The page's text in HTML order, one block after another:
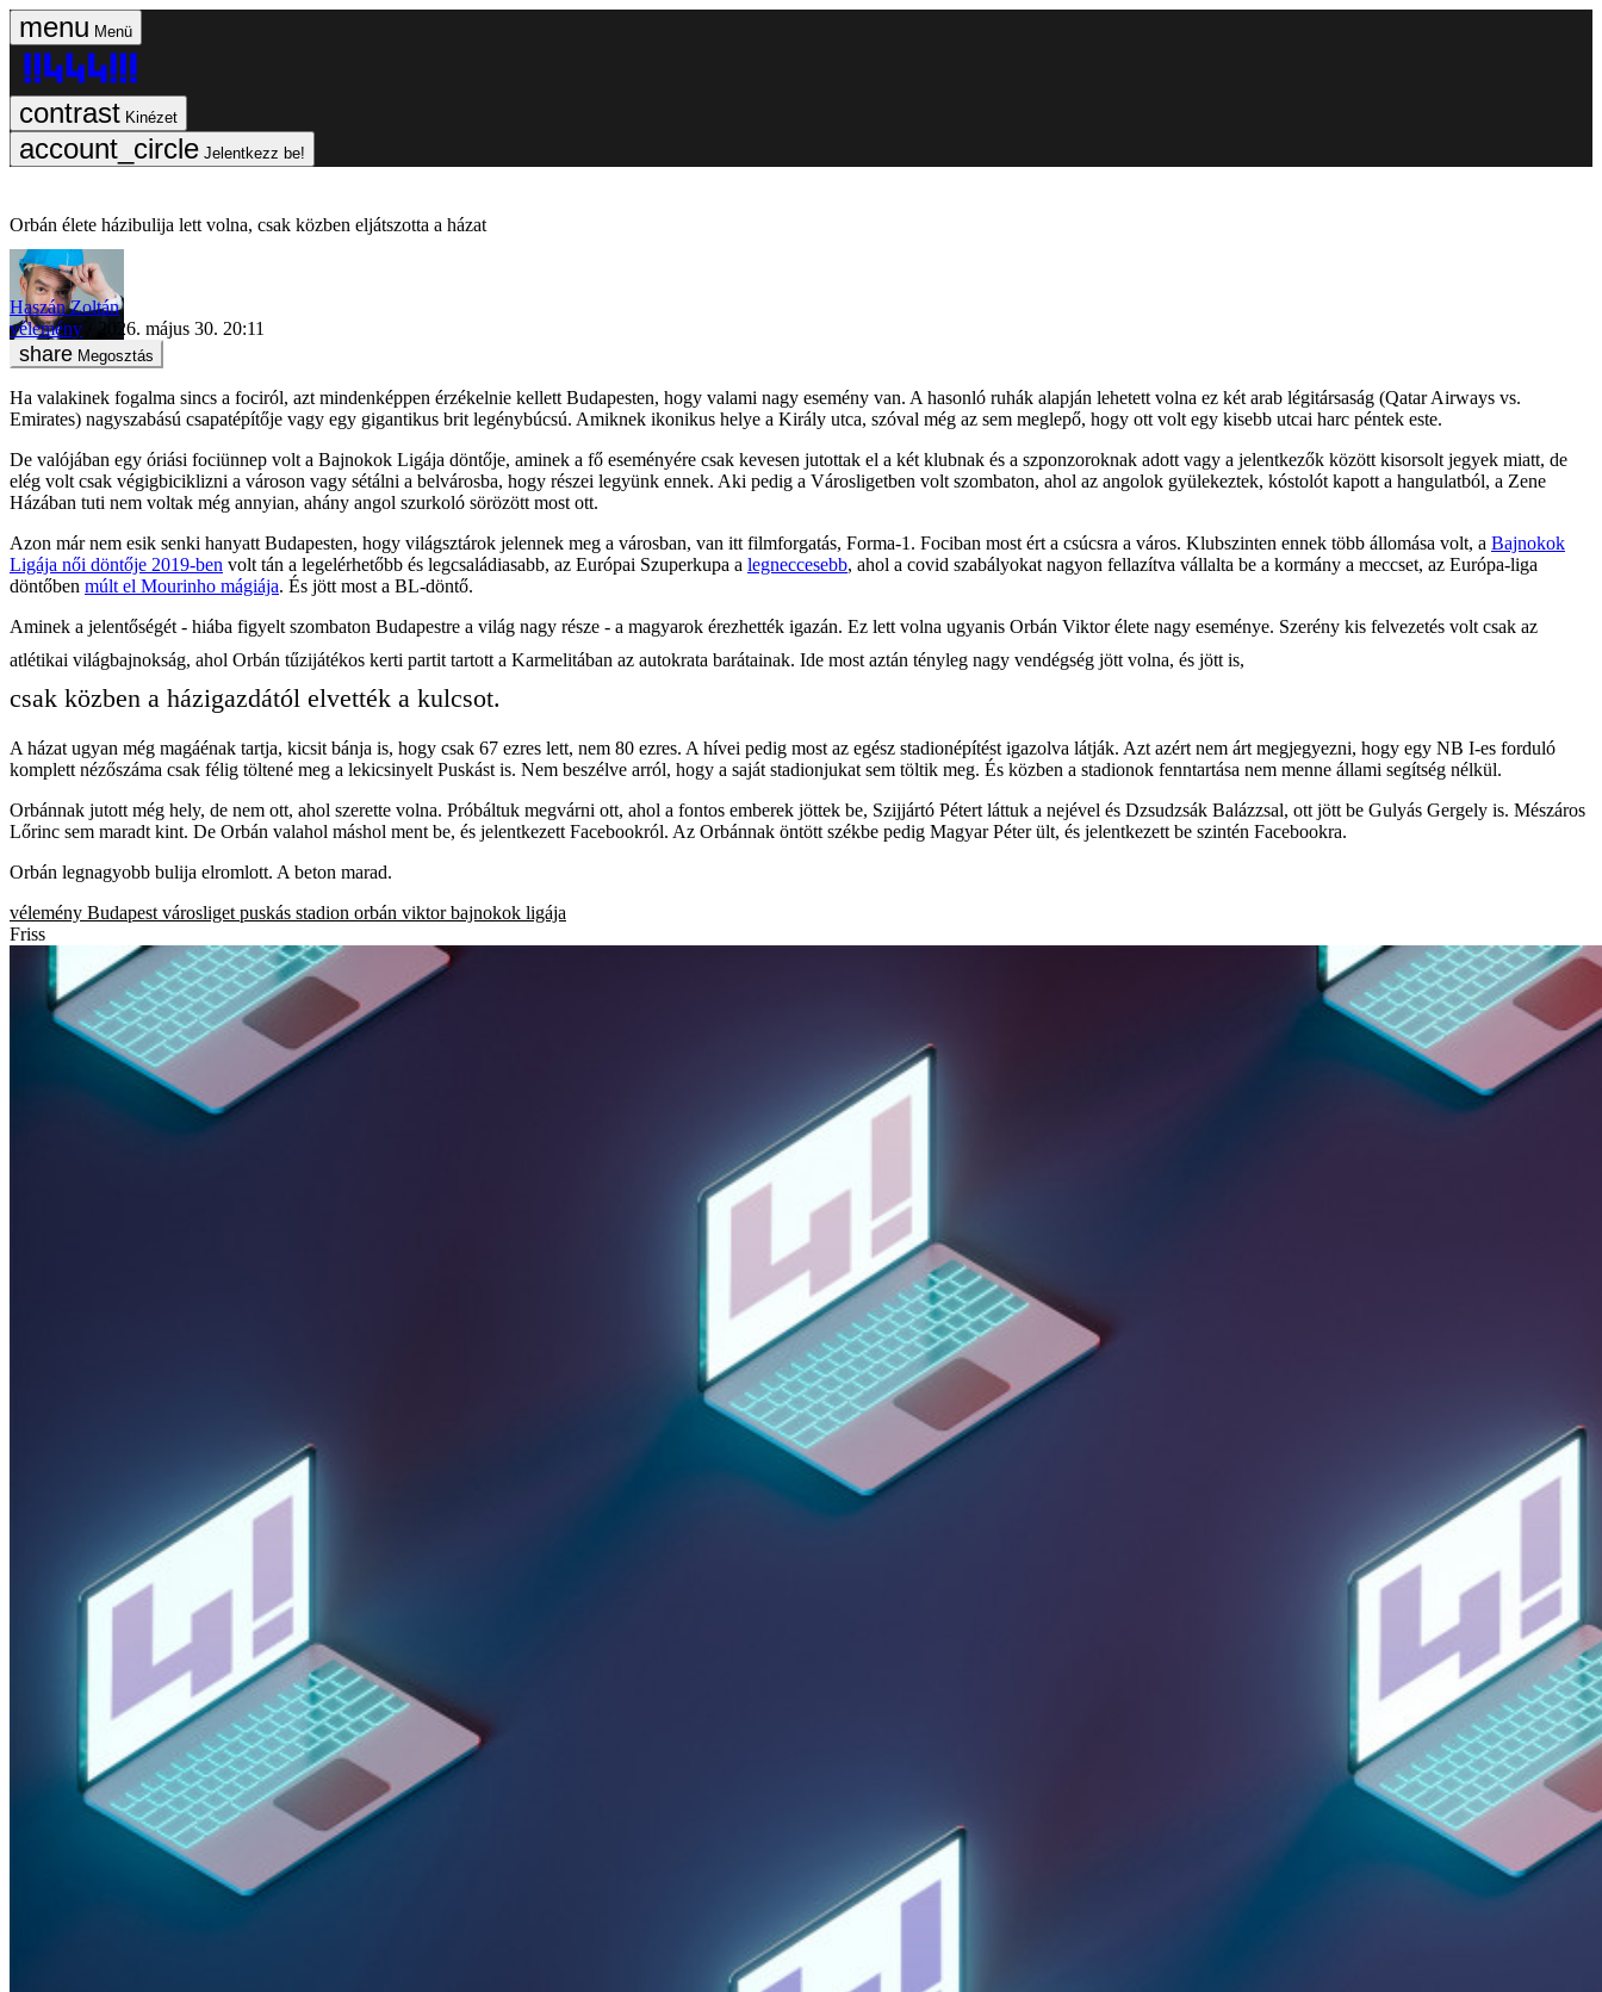
Menü
Kinézet
Jelentkezz be!
Orbán élete házibulija lett volna, csak közben eljátszotta a házat
Haszán Zoltán
vélemény
2026. május 30. 20:11
Megosztás
Ha valakinek fogalma sincs a fociról, azt mindenképpen érzékelnie kellett Budapesten, hogy valami nagy esemény van. A hasonló ruhák alapján lehetett volna ez két arab légitársaság (Qatar Airways vs.
Emirates) nagyszabású csapatépítője vagy egy gigantikus brit legénybúcsú. Amiknek ikonikus helye a Király utca, szóval még az sem meglepő, hogy ott volt egy kisebb utcai harc péntek este.
De valójában egy óriási fociünnep volt a Bajnokok Ligája döntője, aminek a fő eseményére csak kevesen jutottak el a két klubnak és a szponzoroknak adott vagy a jelentkezők között kisorsolt jegyek miatt, de
elég volt csak végigbiciklizni a városon vagy sétálni a belvárosba, hogy részei legyünk ennek. Aki pedig a Városligetben volt szombaton, ahol az angolok gyülekeztek, kóstolót kapott a hangulatból, a Zene
Házában tuti nem voltak még annyian, ahány angol szurkoló sörözött most ott.
Azon már nem esik senki hanyatt Budapesten, hogy világsztárok jelennek meg a városban, van itt filmforgatás, Forma-1. Fociban most ért a csúcsra a város. Klubszinten ennek több állomása volt, a Bajnokok
Ligája női döntője 2019-ben volt tán a legelérhetőbb és legcsaládiasabb, az Európai Szuperkupa a legneccesebb, ahol a covid szabályokat nagyon fellazítva vállalta be a kormány a meccset, az Európa-liga
döntőben múlt el Mourinho mágiája. És jött most a BL-döntő.
Aminek a jelentőségét - hiába figyelt szombaton Budapestre a világ nagy része - a magyarok érezhették igazán. Ez lett volna ugyanis Orbán Viktor élete nagy eseménye. Szerény kis felvezetés volt csak az
atlétikai világbajnokság, ahol Orbán tűzijátékos kerti partit tartott a Karmelitában az autokrata barátainak. Ide most aztán tényleg nagy vendégség jött volna, és jött is,
csak közben a házigazdától elvették a kulcsot.
A házat ugyan még magáénak tartja, kicsit bánja is, hogy csak 67 ezres lett, nem 80 ezres. A hívei pedig most az egész stadionépítést igazolva látják. Azt azért nem árt megjegyezni, hogy egy NB I-es forduló
komplett nézőszáma csak félig töltené meg a lekicsinyelt Puskást is. Nem beszélve arról, hogy a saját stadionjukat sem töltik meg. És közben a stadionok fenntartása nem menne állami segítség nélkül.
Orbánnak jutott még hely, de nem ott, ahol szerette volna. Próbáltuk megvárni ott, ahol a fontos emberek jöttek be, Szijjártó Pétert láttuk a nejével és Dzsudzsák Balázzsal, ott jött be Gulyás Gergely is. Mészáros
Lőrinc sem maradt kint. De Orbán valahol máshol ment be, és jelentkezett Facebookról. Az Orbánnak öntött székbe pedig Magyar Péter ült, és jelentkezett be szintén Facebookra.
Orbán legnagyobb bulija elromlott. A beton marad.
vélemény Budapest városliget puskás stadion orbán viktor bajnokok ligája
Friss